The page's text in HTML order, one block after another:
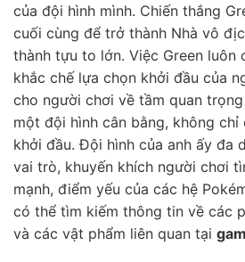
của đội hình mình. Chiến thắng
cuối cùng để trở thành Nhà vô
thành tựu to lớn. Việc Green luôn
khắc chế lựa chọn khởi đầu của
cho người chơi về tầm quan
một đội hình cân bằng, không chỉ
khởi đầu. Đội hình của anh ấy đa
vai trò, khuyến khích người chơi
mạnh, điểm yếu của các hệ
có thể tìm kiếm thông tin về các
và các vật phẩm liên quan tại